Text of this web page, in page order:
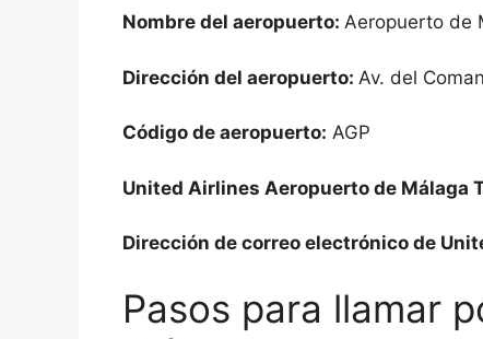
Nombre del aeropuerto: Aeropuerto de
Dirección del aeropuerto: Av. del
Código de aeropuerto: AGP
United Airlines Aeropuerto de Málaga
Dirección de correo electrónico de
Pasos para llamar